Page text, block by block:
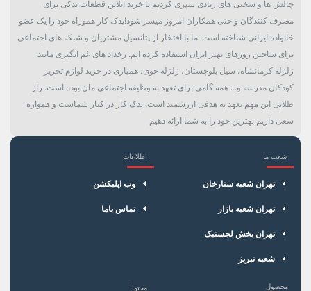
چالش ها و سختی های زیادی سپری کردیم تا خرید آنلاین قطعات یدکی برای
مصرف کنندگان و حتی همکاران امروز میسر شود!یدک کار هموراه خود را یک عضو
خانواده ایرانی شناخته است. ما با افتخار از پتانسیل مشتریان و شبکه های اجتماعی
برای ساختن روزهای بهتر ایران استفاده کرده ایم. رخداد های غم انگیزی مانند
زلزله کرمانشاه، سیل بلوچستان، زلزله خوی، همیاری در خرید لوازم تحریر
کودکان مدرسه و... همه گامی برای تعهد به وظیفه اجتماعی مان بوده است. راز
طلایی این مهم تعهد به هدفی ارزشمند است. یدک کار در کنار شماست و همواره
سعی داریم بهترین خود را به شما ارائه دهیم
شعب ما
تهران شعبه ستارخان
تهران شعبه بازار
تهران بخش لجستیک
شعبه تبریز
اطلاعات
وب اپلیکشن
تماس باما
محصول محتوا
×